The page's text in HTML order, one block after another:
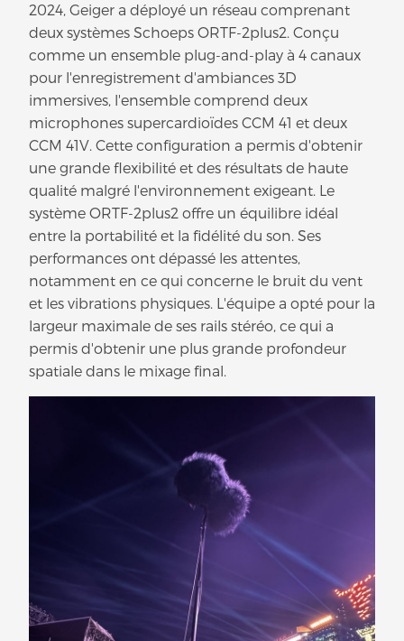
2024, Geiger a déployé un réseau comprenant
deux systèmes Schoeps ORTF-2plus2. Conçu
comme un ensemble plug-and-play à 4 canaux
pour l'enregistrement d'ambiances 3D
immersives, l'ensemble comprend deux
microphones supercardioïdes CCM 41 et deux
CCM 41V. Cette configuration a permis d'obtenir
une grande flexibilité et des résultats de haute
qualité malgré l'environnement exigeant. Le
système ORTF-2plus2 offre un équilibre idéal
entre la portabilité et la fidélité du son. Ses
performances ont dépassé les attentes,
notamment en ce qui concerne le bruit du vent
et les vibrations physiques. L'équipe a opté pour la
largeur maximale de ses rails stéréo, ce qui a
permis d'obtenir une plus grande profondeur
spatiale dans le mixage final.